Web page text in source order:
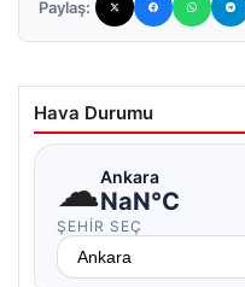
Paylaş:
Hava Durumu
☁Ankara
NaN°C
ŞEHIR SEÇ